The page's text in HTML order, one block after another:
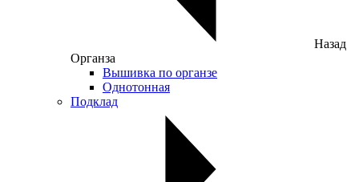
Назад
Органза
Вышивка по органзе
Однотонная
Подклад